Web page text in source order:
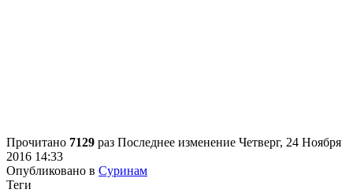
Прочитано 7129 раз Последнее изменение Четверг, 24 Ноября
2016 14:33
Опубликовано в Суринам
Теги